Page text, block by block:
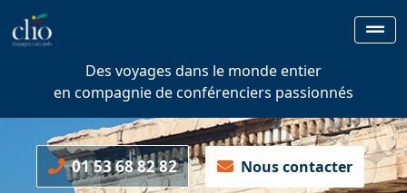
Des voyages dans le monde entier
en compagnie de conférenciers passionnés
01 53 68 82 82 Nous contacter